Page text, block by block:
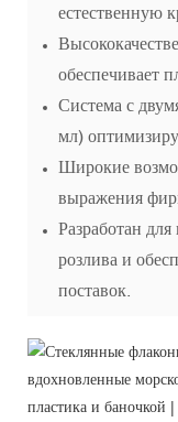
естественную
обеспечивает
Система с
мл)
Широкие
выражения
Разработан
розлива и
поставок.